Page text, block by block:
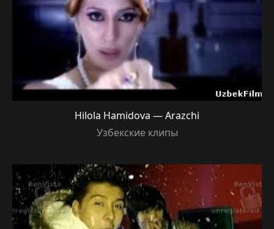
Hilola Hamidova — Arazchi
Узбекские клипы